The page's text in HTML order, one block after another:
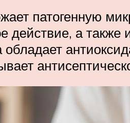
патогенную
действие, а